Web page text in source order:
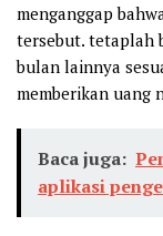
menganggap
tersebut. tetaplah
bulan lainnya
memberikan uang
Baca juga:
aplikasi